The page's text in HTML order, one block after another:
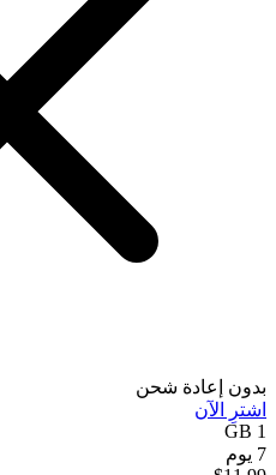
بدون إعادة شحن
اشترِ الآن
1 GB
7 يوم